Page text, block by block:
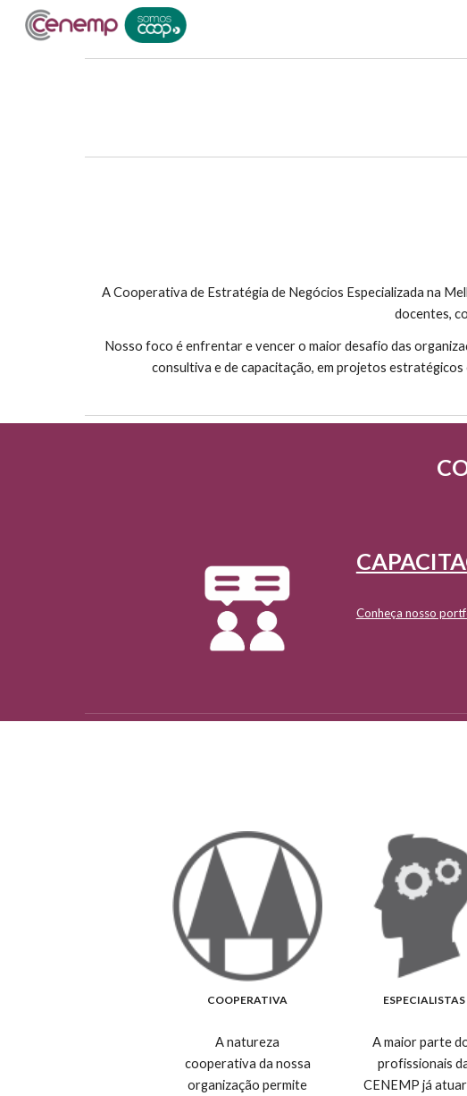
A Cooperativa de Estratégia de Negócios Especializada na
docentes,
Nosso foco é enfrentar e vencer o maior desafio das
consultiva e de capacitação, em projetos
Conheça nosso
COOPERATIVA
A natureza
cooperativa da nossa
organização permite
ESPECIALISTAS
A maior parte
profissionais
CENEMP já